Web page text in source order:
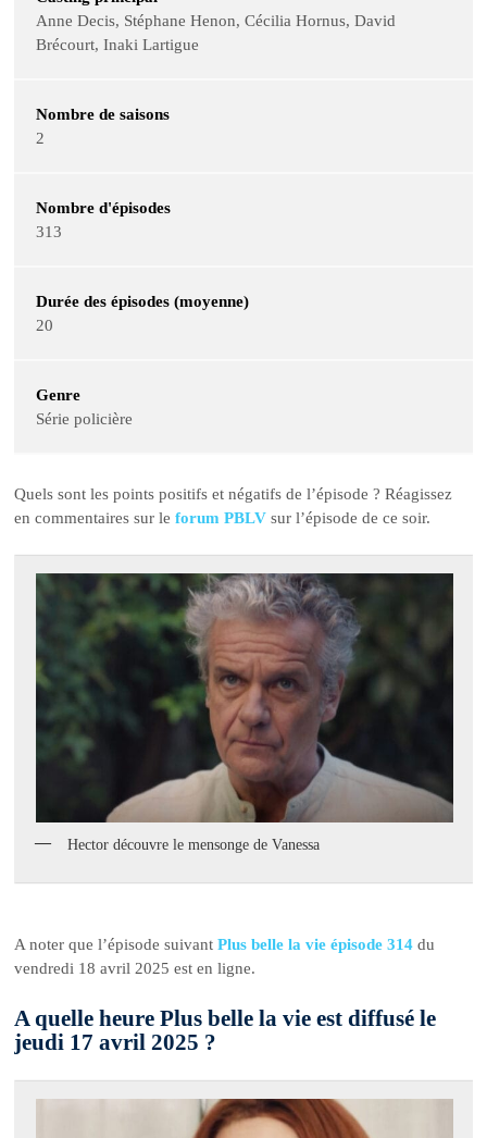
Anne Decis, Stéphane Henon, Cécilia Hornus, David
Brécourt, Inaki Lartigue
Nombre de saisons
2
Nombre d'épisodes
313
Durée des épisodes (moyenne)
20
Genre
Série policière
Quels sont les points positifs et négatifs de l’épisode ? Réagissez
en commentaires sur leforum PBLV sur l’épisode de ce soir.
Hector découvre le mensonge de Vanessa
A noter que l’épisode suivantPlus belle la vie épisode 314 du
vendredi 18 avril 2025 est en ligne.
A quelle heure Plus belle la vie est diffusé le
jeudi 17 avril 2025 ?